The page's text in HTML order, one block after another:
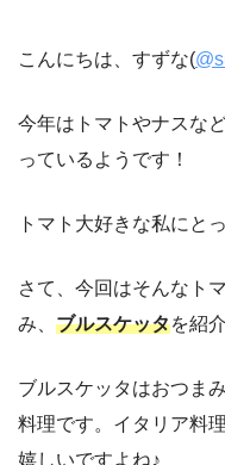
こんにちは、すずな(
今年はトマトやナスな
っているようです！
トマト大好きな私にと
さて、今回はそんなト
み、 ブルスケッタを紹
ブルスケッタはおつま
料理です。イタリア料
嬉しいですよね♪